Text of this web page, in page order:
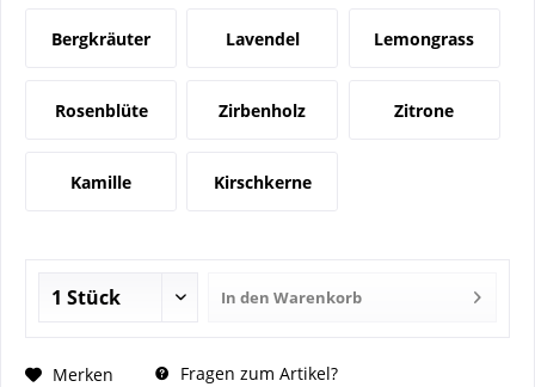
Bergkräuter Lavendel Lemongrass
Rosenblüte Zirbenholz Zitrone
Kamille Kirschkerne
In den Warenkorb
Merken Fragen zum Artikel?